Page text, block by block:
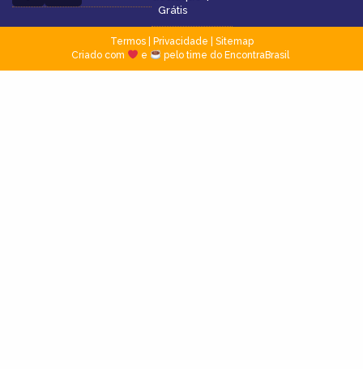
Grátis
Termos| Privacidade
Sitemap
Criado com
e pelo time do EncontraBrasil